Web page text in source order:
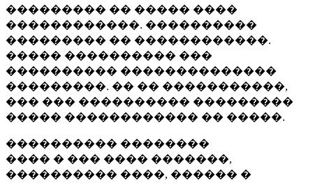
��������� �� ����� ����
������������. ����������
��������� �� ������������.
����� ���������� ���
���������� ��������������
���������. �� �� �����������,
��� ��� ���������� ���������
����� ������������ �� �����.
���������� ��������
���� � ��� ���� �������,
���������� ����, ������ �